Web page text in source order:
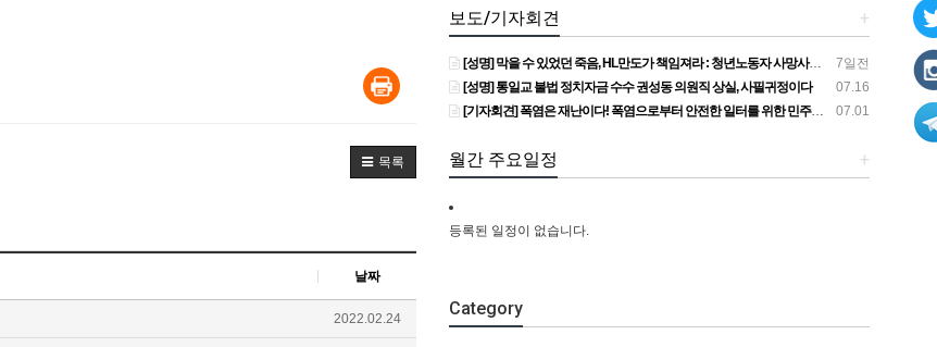
목록
날짜
2022.02.24
+
보도/기자회견
7일전
[성명] 막을 수 있었던 죽음, HL만도가 책임져라 : 청년노동자 사망사고의 철저한 진상규명과 재발방지 대책 마련하라
07.16
[성명] 통일교 불법 정치자금 수수 권성동 의원직 상실, 사필귀정이다
07.01
[기자회견] 폭염은 재난이다! 폭염으로부터 안전한 일터를 위한 민주노총 강원지역본부 폭염감시단 선포 기자회견
+
월간 주요일정
등록된 일정이 없습니다.
Category